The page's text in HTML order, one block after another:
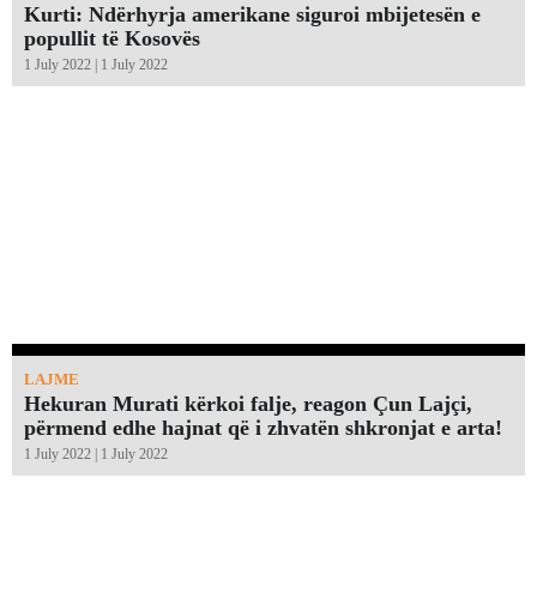
Kurti: Ndërhyrja amerikane siguroi mbijetesën e
popullit të Kosovës
1 July 2022 | 1 July 2022
LAJME
Hekuran Murati kërkoi falje, reagon Çun Lajçi,
përmend edhe hajnat që i zhvatën shkronjat e arta!￼
1 July 2022 | 1 July 2022